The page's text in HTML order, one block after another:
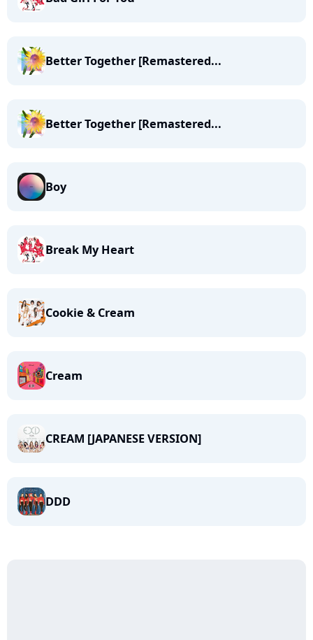
Better Together [Remastered...
Better Together [Remastered...
Boy
Break My Heart
Cookie & Cream
Cream
CREAM [JAPANESE VERSION]
DDD